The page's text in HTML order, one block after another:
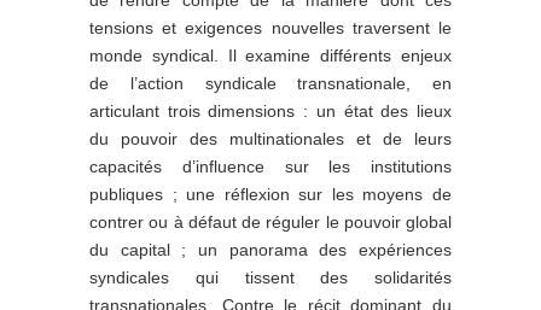
tensions et exigences nouvelles traversent le
monde syndical. Il examine différents enjeux
de l’action syndicale transnationale, en
articulant trois dimensions : un état des lieux
du pouvoir des multinationales et de leurs
capacités d’influence sur les institutions
publiques ; une réflexion sur les moyens de
contrer ou à défaut de réguler le pouvoir global
du capital ; un panorama des expériences
syndicales qui tissent des solidarités
transnationales. Contre le récit dominant du